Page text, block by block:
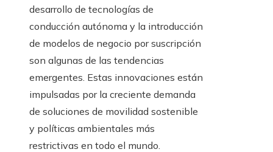
desarrollo de tecnologías de
conducción autónoma y la introducción
de modelos de negocio por suscripción
son algunas de las tendencias
emergentes. Estas innovaciones están
impulsadas por la creciente demanda
de soluciones de movilidad sostenible
y políticas ambientales más
restrictivas en todo el mundo.